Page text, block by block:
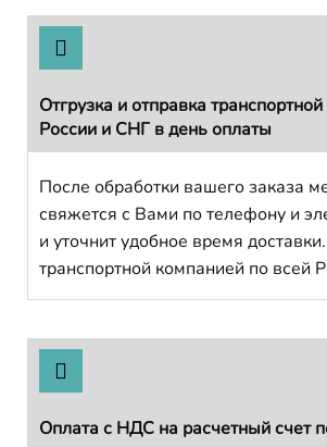
Отгрузка и отправка
России и СНГ в день оплаты
После обработки вашего заказа
свяжется с Вами по телефону и
и уточнит удобное время
транспортной компанией по всей
Оплата с НДС на расчетный счет